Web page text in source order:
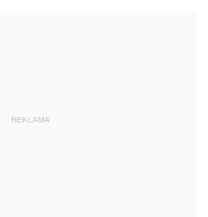
REKLAMA